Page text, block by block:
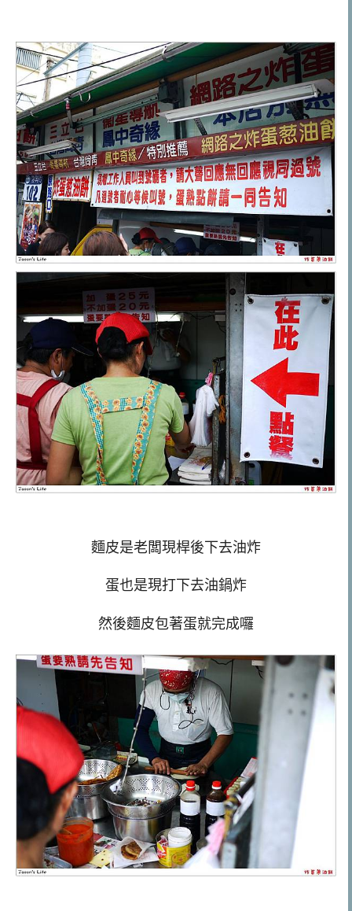
麵皮是老闆現桿後下去油炸
蛋也是現打下去油鍋炸
然後麵皮包著蛋就完成囉